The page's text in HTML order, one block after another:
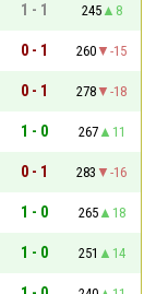
1 - 1 245
8
0 - 1 260
-15
0 - 1 278
-18
1 - 0 267
11
0 - 1 283
-16
1 - 0 265
18
1 - 0 251
14